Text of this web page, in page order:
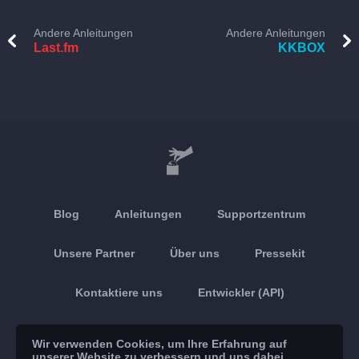
Andere Anleitungen
Last.fm
Andere Anleitungen
KKBOX
Blog Anleitungen Supportzentrum
Unsere Partner Über uns Pressekit
Kontaktiere uns Entwickler (API)
Wir verwenden Cookies, um Ihre Erfahrung auf